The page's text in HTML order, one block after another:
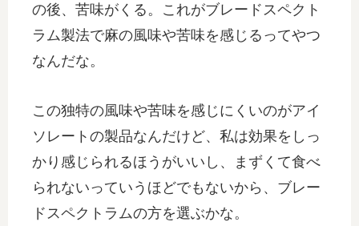
の後、苦味がくる。これがブレードスペクト
ラム製法で麻の風味や苦味を感じるってやつ
なんだな。
この独特の風味や苦味を感じにくいのがアイ
ソレートの製品なんだけど、私は効果をしっ
かり感じられるほうがいいし、まずくて食べ
られないっていうほどでもないから、ブレー
ドスペクトラムの方を選ぶかな。